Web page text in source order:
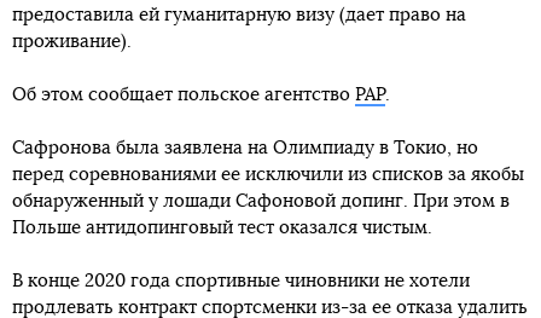
предоставила ей гуманитарную визу (дает право на
проживание).
Об этом сообщает польское агентство PAP.
Сафронова была заявлена на Олимпиаду в Токио, но
перед соревнованиями ее исключили из списков за якобы
обнаруженный у лошади Сафоновой допинг. При этом в
Польше антидопинговый тест оказался чистым.
В конце 2020 года спортивные чиновники не хотели
продлевать контракт спортсменки из-за ее отказа удалить